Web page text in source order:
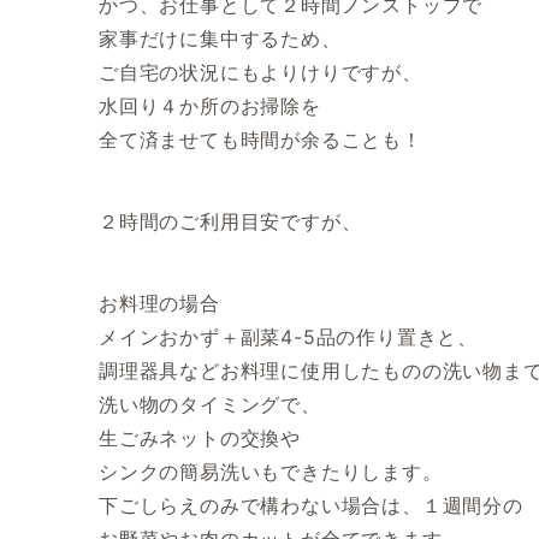
かつ、お仕事として２時間ノンストップで
家事だけに集中するため、
ご自宅の状況にもよりけりですが、
水回り４か所のお掃除を
全て済ませても時間が余ることも！
２時間のご利用目安ですが、
お料理の場合
メインおかず＋副菜4-5品の作り置きと、
調理器具などお料理に使用したものの洗い物ま
洗い物のタイミングで、
生ごみネットの交換や
シンクの簡易洗いもできたりします。
下ごしらえのみで構わない場合は、１週間分の